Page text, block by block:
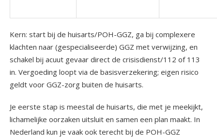
Kern: start bij de huisarts/POH-GGZ, ga bij complexere
klachten naar (gespecialiseerde) GGZ met verwijzing, en
schakel bij acuut gevaar direct de crisisdienst/112 of 113
in. Vergoeding loopt via de basisverzekering; eigen risico
geldt voor GGZ-zorg buiten de huisarts.
Je eerste stap is meestal de huisarts, die met je meekijkt,
lichamelijke oorzaken uitsluit en samen een plan maakt. In
Nederland kun je vaak ook terecht bij de POH-GGZ